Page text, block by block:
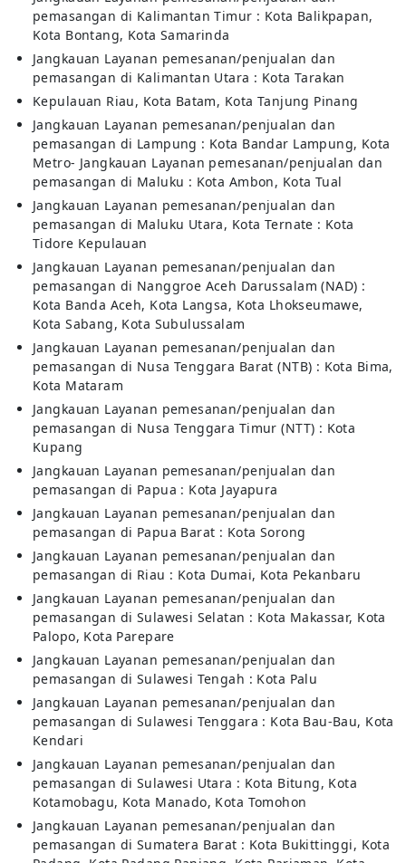
pemasangan di Kalimantan Timur : Kota Balikpapan,
Kota Bontang, Kota Samarinda
Jangkauan Layanan pemesanan/penjualan dan
pemasangan di Kalimantan Utara : Kota Tarakan
Kepulauan Riau, Kota Batam, Kota Tanjung Pinang
Jangkauan Layanan pemesanan/penjualan dan
pemasangan di Lampung : Kota Bandar Lampung, Kota
Metro- Jangkauan Layanan pemesanan/penjualan dan
pemasangan di Maluku : Kota Ambon, Kota Tual
Jangkauan Layanan pemesanan/penjualan dan
pemasangan di Maluku Utara, Kota Ternate : Kota
Tidore Kepulauan
Jangkauan Layanan pemesanan/penjualan dan
pemasangan di Nanggroe Aceh Darussalam (NAD) :
Kota Banda Aceh, Kota Langsa, Kota Lhokseumawe,
Kota Sabang, Kota Subulussalam
Jangkauan Layanan pemesanan/penjualan dan
pemasangan di Nusa Tenggara Barat (NTB) : Kota Bima,
Kota Mataram
Jangkauan Layanan pemesanan/penjualan dan
pemasangan di Nusa Tenggara Timur (NTT) : Kota
Kupang
Jangkauan Layanan pemesanan/penjualan dan
pemasangan di Papua : Kota Jayapura
Jangkauan Layanan pemesanan/penjualan dan
pemasangan di Papua Barat : Kota Sorong
Jangkauan Layanan pemesanan/penjualan dan
pemasangan di Riau : Kota Dumai, Kota Pekanbaru
Jangkauan Layanan pemesanan/penjualan dan
pemasangan di Sulawesi Selatan : Kota Makassar, Kota
Palopo, Kota Parepare
Jangkauan Layanan pemesanan/penjualan dan
pemasangan di Sulawesi Tengah : Kota Palu
Jangkauan Layanan pemesanan/penjualan dan
pemasangan di Sulawesi Tenggara : Kota Bau-Bau, Kota
Kendari
Jangkauan Layanan pemesanan/penjualan dan
pemasangan di Sulawesi Utara : Kota Bitung, Kota
Kotamobagu, Kota Manado, Kota Tomohon
Jangkauan Layanan pemesanan/penjualan dan
pemasangan di Sumatera Barat : Kota Bukittinggi, Kota